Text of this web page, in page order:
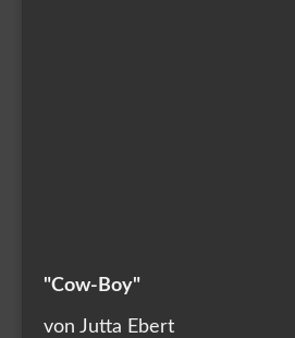
"Cow-Boy"
von Jutta Ebert